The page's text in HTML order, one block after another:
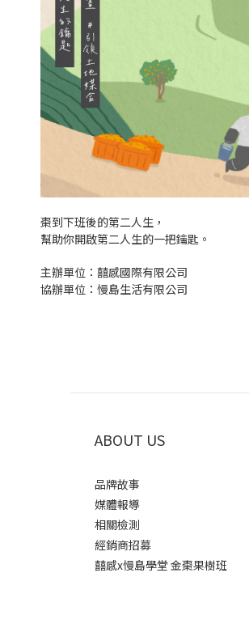
棗到下班後的第二人生，
幫助你開啟第二人生的一把鑰匙。
主辦單位：囍感國際有限公司
協辦單位：慢島生活有限公司
ABOUT US
品牌故事
媒體報導
相關檢測
經銷商招募
囍感x慢島學堂 金棗果樹班